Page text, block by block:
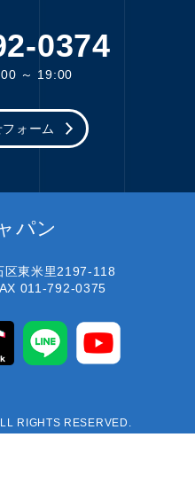
0374
～ 19:00
ォーム
パン
区東米里2197-118
011-792-0375
RIGHTS RESERVED.